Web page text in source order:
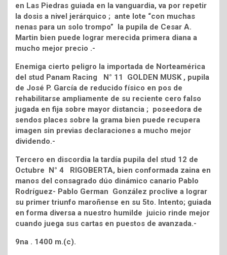
en Las Piedras guiada en la vanguardia, va por repetir
la dosis a nivel jerárquico ; ante lote “con muchas
nenas para un solo trompo” la pupila de Cesar A.
Martin bien puede lograr merecida primera diana a
mucho mejor precio .-
Enemiga cierto peligro la importada de Norteamérica
del stud Panam Racing N° 11 GOLDEN MUSK , pupila
de José P. García de reducido físico en pos de
rehabilitarse ampliamente de su reciente cero falso
jugada en fija sobre mayor distancia ; poseedora de
sendos places sobre la grama bien puede recupera
imagen sin previas declaraciones a mucho mejor
dividendo.-
Tercero en discordia la tardía pupila del stud 12 de
Octubre N° 4 RIGOBERTA, bien conformada zaina en
manos del consagrado dúo dinámico canario Pablo
Rodríguez- Pablo German González proclive a lograr
su primer triunfo maroñense en su 5to. Intento; guiada
en forma diversa a nuestro humilde juicio rinde mejor
cuando juega sus cartas en puestos de avanzada.-
9na . 1400 m.(c).